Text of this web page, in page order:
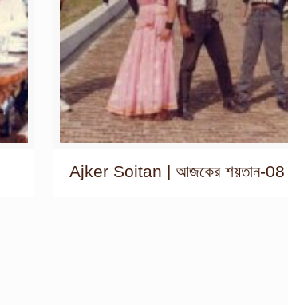
Ajker Soitan | আজকের শয়তান-08